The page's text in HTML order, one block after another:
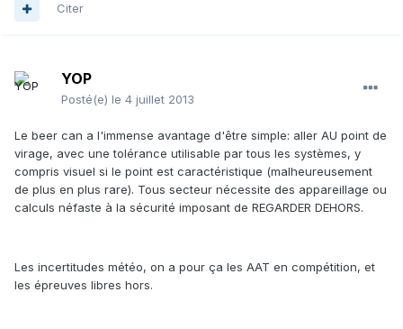
Citer
YOP
Posté(e) le 4 juillet 2013
Le beer can a l'immense avantage d'être simple: aller AU point de
virage, avec une tolérance utilisable par tous les systèmes, y
compris visuel si le point est caractéristique (malheureusement
de plus en plus rare). Tous secteur nécessite des appareillage ou
calculs néfaste à la sécurité imposant de REGARDER DEHORS.
Les incertitudes météo, on a pour ça les AAT en compétition, et
les épreuves libres hors.